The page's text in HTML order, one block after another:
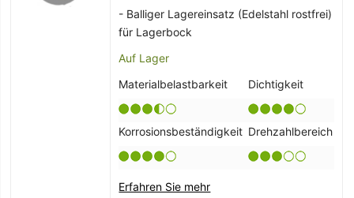
- Balliger Lagereinsatz (Edelstahl rostfrei)
für Lagerbock
Auf Lager
Materialbelastbarkeit
Dichtigkeit
Korrosionsbeständigkeit Drehzahlbereich
Erfahren Sie mehr